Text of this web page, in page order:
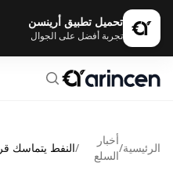
تحميل تطبيق أرينسن
تجربة أفضل على الجوال
الرئيسية/
أخبار
السلع
/